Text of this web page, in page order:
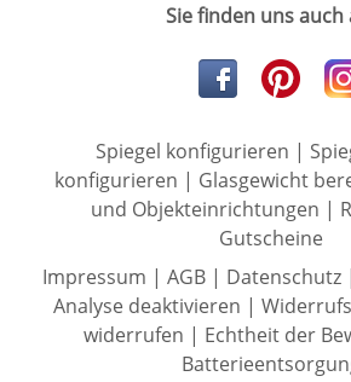
Sie finden uns auch
Spiegel konfigurieren |
konfigurieren | Glasgewicht
und Objekteinrichtungen |
Gutscheine
Impressum | AGB| Datenschutz|
Analyse deaktivieren |
widerrufen | Echtheit der